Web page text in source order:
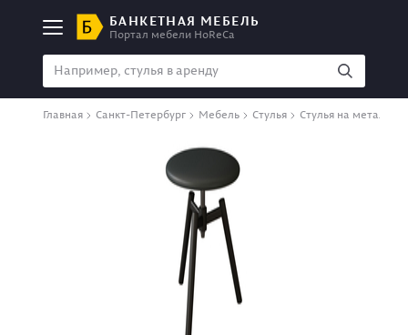
БАНКЕТНАЯ МЕБЕЛЬ
Портал мебели HoReCa
Главная Санкт-Петербург Мебель Стулья Стулья на